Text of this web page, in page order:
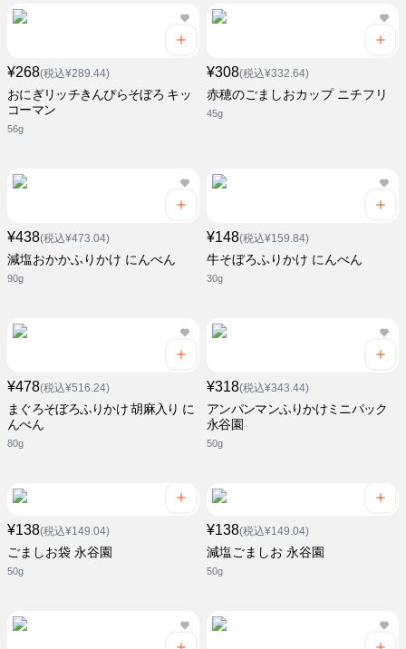
¥268(税込¥289.44)
おにぎリッチきんぴらそぼろ キッ
コーマン
56g
¥308(税込¥332.64)
赤穂のごましおカップ ニチフリ
45g
¥438(税込¥473.04)
減塩おかかふりかけ にんべん
90g
¥148(税込¥159.84)
牛そぼろふりかけ にんべん
30g
¥478(税込¥516.24)
まぐろそぼろふりかけ 胡麻入り に
んべん
80g
¥318(税込¥343.44)
アンパンマンふりかけミニパック
永谷園
50g
¥138(税込¥149.04)
ごましお袋 永谷園
50g
¥138(税込¥149.04)
減塩ごましお 永谷園
50g